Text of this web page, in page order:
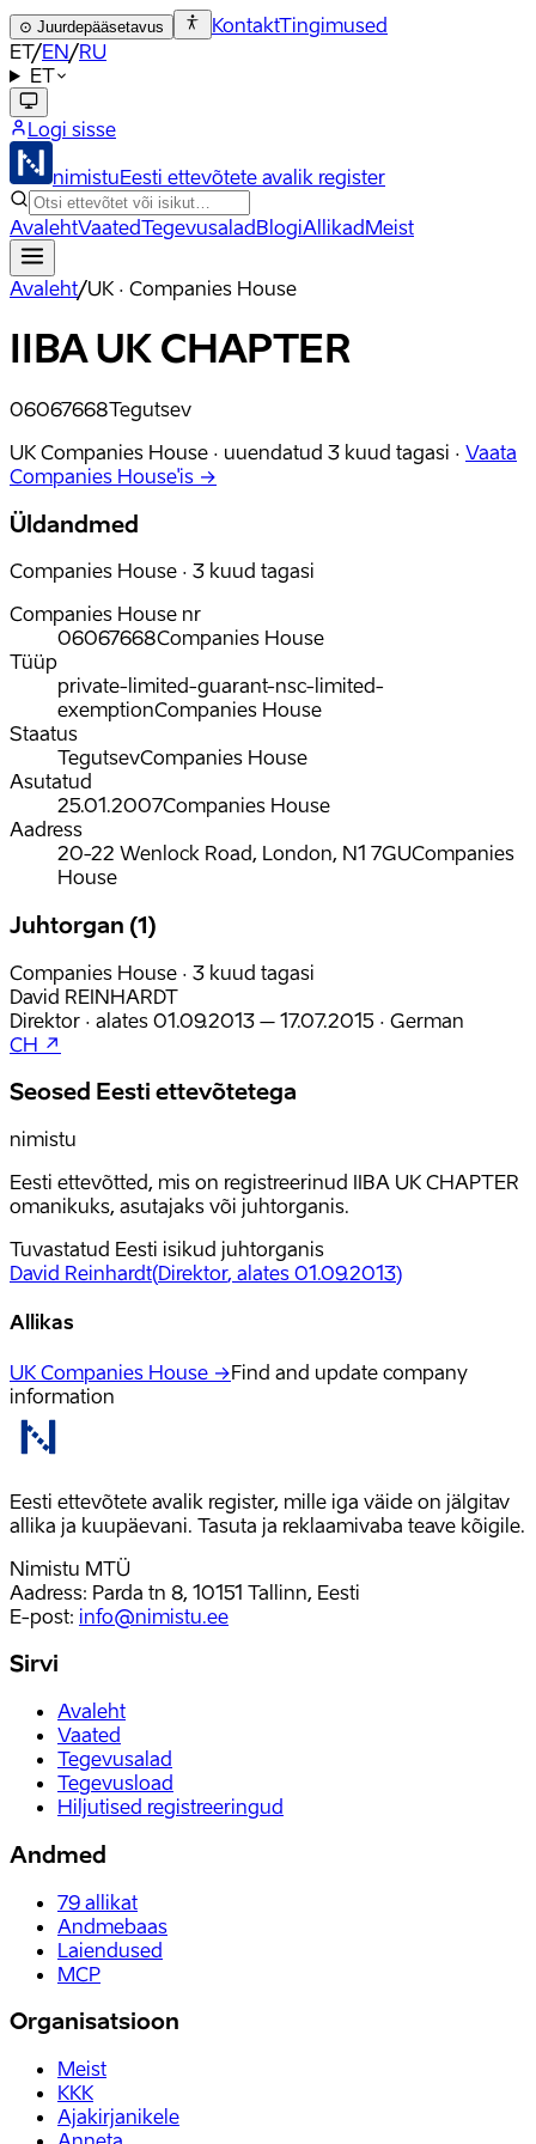
⊙ Juurdepääsetavus KontaktTingimused
ET/EN/RU
ET
Logi sisse
nimistuEesti ettevõtete avalik register
AvalehtVaatedTegevusaladBlogiAllikadMeist
Avaleht/UK · Companies House
IIBA UK CHAPTER
06067668Tegutsev
UK Companies House · uuendatud 3 kuud tagasi · Vaata
Companies House'is →
Üldandmed
Companies House · 3 kuud tagasi
Companies House nr
06067668Companies House
Tüüp
private-limited-guarant-nsc-limited-
exemptionCompanies House
Staatus
TegutsevCompanies House
Asutatud
25.01.2007Companies House
Aadress
20-22 Wenlock Road, London, N1 7GUCompanies
House
Juhtorgan (1)
Companies House · 3 kuud tagasi
David REINHARDT
Direktor · alates 01.09.2013 – 17.07.2015 · German
CH ↗
Seosed Eesti ettevõtetega
nimistu
Eesti ettevõtted, mis on registreerinud IIBA UK CHAPTER
omanikuks, asutajaks või juhtorganis.
Tuvastatud Eesti isikud juhtorganis
David Reinhardt(Direktor, alates 01.09.2013)
Allikas
UK Companies House →Find and update company
information
Eesti ettevõtete avalik register, mille iga väide on jälgitav
allika ja kuupäevani. Tasuta ja reklaamivaba teave kõigile.
Nimistu MTÜ
Aadress: Parda tn 8, 10151 Tallinn, Eesti
E-post: info@nimistu.ee
Sirvi
Avaleht
Vaated
Tegevusalad
Tegevusload
Hiljutised registreeringud
Andmed
79 allikat
Andmebaas
Laiendused
MCP
Organisatsioon
Meist
KKK
Ajakirjanikele